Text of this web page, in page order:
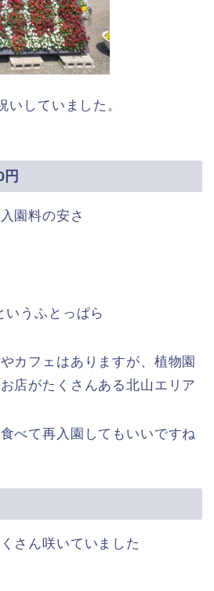
いしていました。
円
園料の安さ
いうふとっぱら
カフェはありますが、植物園
店がたくさんある北山エリア
べて再入園してもいいですね
さん咲いていました